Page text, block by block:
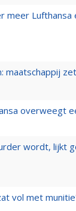
Lufthansa
maatschappij
overweegt
wordt, lijkt
vol met